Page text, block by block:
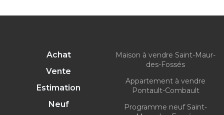
Achat
Vente
Estimation
Neuf
Maison à vendre Saint-Maur-
des-Fossés
Appartement à vendre
Pontault-Combault
Programme neuf Saint-